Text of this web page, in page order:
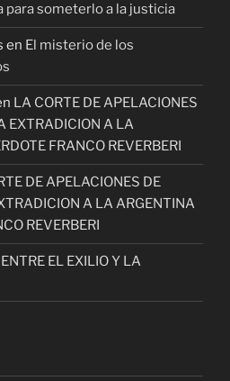
someterlo a la justicia
en El misterio de los
LA CORTE DE APELACIONES
EXTRADICION A LA
FRANCO REVERBERI
DE APELACIONES DE
A LA ARGENTINA
REVERBERI
EL EXILIO Y LA